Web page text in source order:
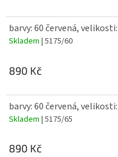
barvy: 60 červená,
Skladem | 5175/60
890 Kč
barvy: 60 červená,
Skladem | 5175/65
890 Kč